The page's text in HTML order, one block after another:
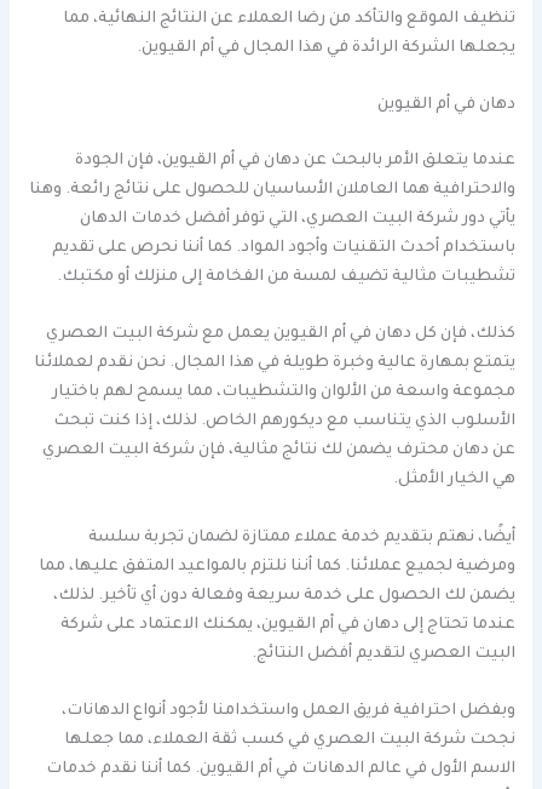
تنظيف الموقع والتأكد من رضا العملاء عن النتائج النهائية، مما
يجعلها الشركة الرائدة في هذا المجال في أم القيوين.
دهان في أم القيوين
عندما يتعلق الأمر بالبحث عن دهان في أم القيوين، فإن الجودة
والاحترافية هما العاملان الأساسيان للحصول على نتائج رائعة. وهنا
يأتي دور شركة البيت العصري، التي توفر أفضل خدمات الدهان
باستخدام أحدث التقنيات وأجود المواد. كما أننا نحرص على تقديم
تشطيبات مثالية تضيف لمسة من الفخامة إلى منزلك أو مكتبك.
كذلك، فإن كل دهان في أم القيوين يعمل مع شركة البيت العصري
يتمتع بمهارة عالية وخبرة طويلة في هذا المجال. نحن نقدم لعملائنا
مجموعة واسعة من الألوان والتشطيبات، مما يسمح لهم باختيار
الأسلوب الذي يتناسب مع ديكورهم الخاص. لذلك، إذا كنت تبحث
عن دهان محترف يضمن لك نتائج مثالية، فإن شركة البيت العصري
هي الخيار الأمثل.
أيضًا، نهتم بتقديم خدمة عملاء ممتازة لضمان تجربة سلسة
ومرضية لجميع عملائنا. كما أننا نلتزم بالمواعيد المتفق عليها، مما
يضمن لك الحصول على خدمة سريعة وفعالة دون أي تأخير. لذلك،
عندما تحتاج إلى دهان في أم القيوين، يمكنك الاعتماد على شركة
البيت العصري لتقديم أفضل النتائج.
وبفضل احترافية فريق العمل واستخدامنا لأجود أنواع الدهانات،
نجحت شركة البيت العصري في كسب ثقة العملاء، مما جعلها
الاسم الأول في عالم الدهانات في أم القيوين. كما أننا نقدم خدمات